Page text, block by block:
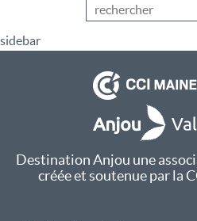
sidebar
Destination Anjou une
créée et soutenue par la